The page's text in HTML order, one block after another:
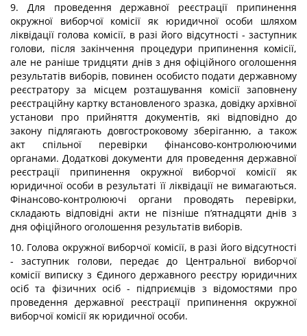
9. Для проведення державної реєстрації припинення
окружної виборчої комісії як юридичної особи шляхом
ліквідації голова комісії, в разі його відсутності - заступник
голови, після закінчення процедури припинення комісії,
але не раніше тридцяти днів з дня офіційного оголошення
результатів виборів, повинен особисто подати державному
реєстратору за місцем розташування комісії заповнену
реєстраційну картку встановленого зразка, довідку архівної
установи про прийняття документів, які відповідно до
закону підлягають довгостроковому зберіганню, а також
акт спільної перевірки фінансово-контролюючими
органами. Додаткові документи для проведення державної
реєстрації припинення окружної виборчої комісії як
юридичної особи в результаті її ліквідації не вимагаються.
Фінансово-контролюючі органи проводять перевірки,
складають відповідні акти не пізніше п’ятнадцяти днів з
дня офіційного оголошення результатів виборів.
10. Голова окружної виборчої комісії, в разі його відсутності
- заступник голови, передає до Центральної виборчої
комісії виписку з Єдиного державного реєстру юридичних
осіб та фізичних осіб - підприємців з відомостями про
проведення державної реєстрації припинення окружної
виборчої комісії як юридичної особи.